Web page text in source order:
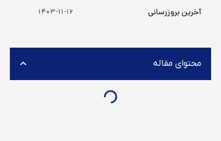
آخرین بروزرسانی ۱۴۰۳-۱۱-۱۶
محتوای مقاله